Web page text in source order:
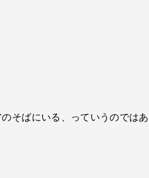
そばにいる、っていうのでは